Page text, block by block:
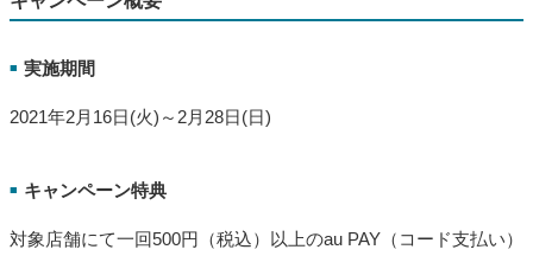
■ 実施期間
2021年2月16日(火)～2月28日(日)
■ キャンペーン特典
対象店舗にて一回500円（税込）以上のau PAY（コード支払い）